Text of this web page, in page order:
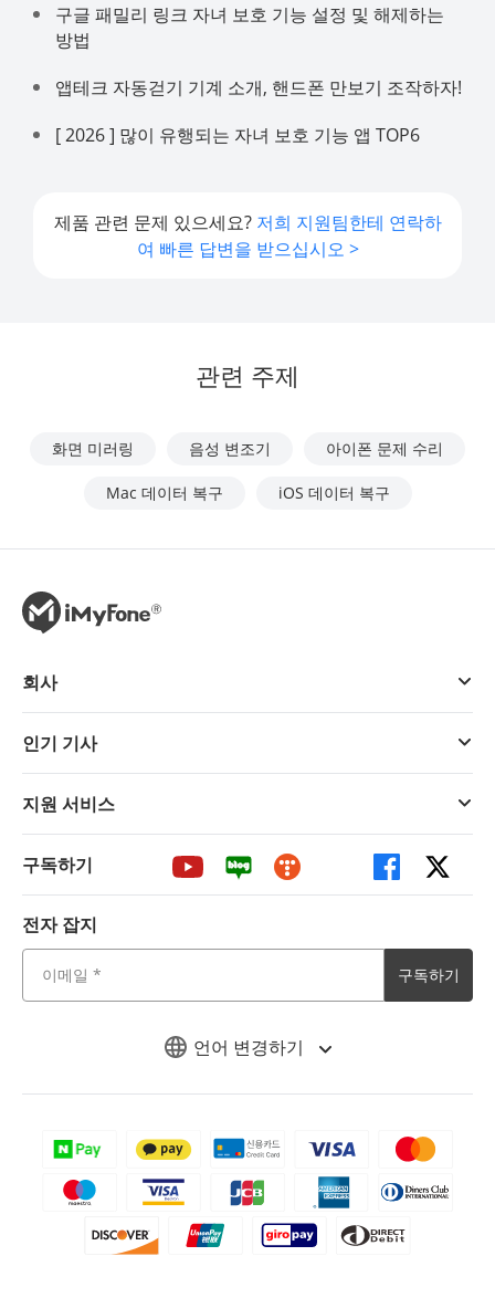
구글 패밀리 링크 자녀 보호 기능 설정 및 해제하는
방법
앱테크 자동걷기 기계 소개, 핸드폰 만보기 조작하자!
[ 2026 ] 많이 유행되는 자녀 보호 기능 앱 TOP6
제품 관련 문제 있으세요? 저희 지원팀한테 연락하
여 빠른 답변을 받으십시오 >
관련 주제
화면 미러링 음성 변조기 아이폰 문제 수리
Mac 데이터 복구 iOS 데이터 복구
언어 변경하기
회사
인기 기사
지원 서비스
구독하기
전자 잡지
구독하기